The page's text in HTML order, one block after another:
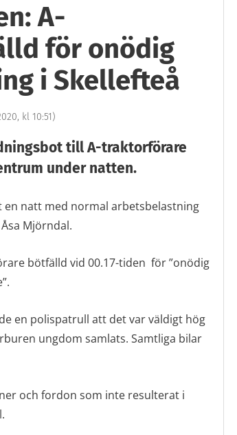
A-
för onödig
i Skellefteå
kl 10:51)
till A-traktorförare
under natten.
natt med normal arbetsbelastning
Mjörndal.
bötfälld vid 00.17-tiden för ”onödig
en polispatrull att det var väldigt hög
ungdom samlats. Samtliga bilar
och fordon som inte resulterat i